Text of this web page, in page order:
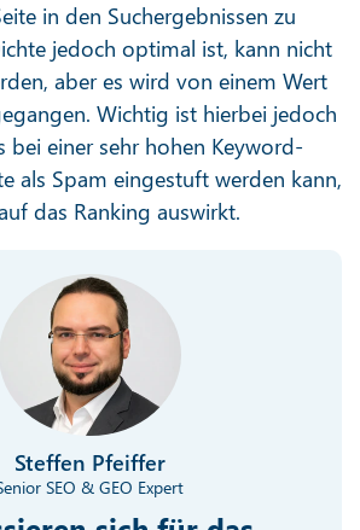
in den Suchergebnissen zu
jedoch optimal ist, kann nicht
aber es wird von einem Wert
Wichtig ist hierbei jedoch
bei einer sehr hohen Keyword-
als Spam eingestuft werden kann,
das Ranking auswirkt.
Steffen Pfeiffer
SEO & GEO Expert